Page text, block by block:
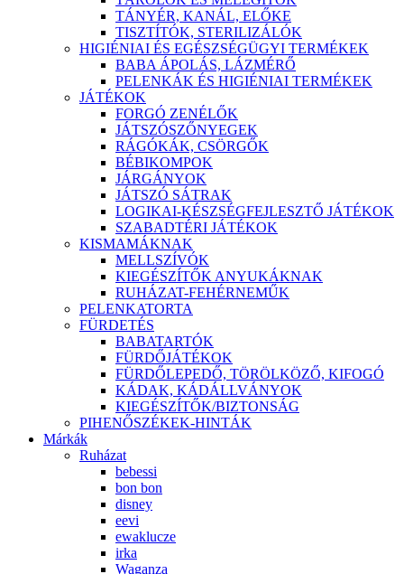
TÁNYÉR, KANÁL, ELŐKE
TISZTÍTÓK, STERILIZÁLÓK
HIGIÉNIAI ÉS EGÉSZSÉGÜGYI TERMÉKEK
BABA ÁPOLÁS, LÁZMÉRŐ
PELENKÁK ÉS HIGIÉNIAI TERMÉKEK
JÁTÉKOK
FORGÓ ZENÉLŐK
JÁTSZÓSZŐNYEGEK
RÁGÓKÁK, CSÖRGŐK
BÉBIKOMPOK
JÁRGÁNYOK
JÁTSZÓ SÁTRAK
LOGIKAI-KÉSZSÉGFEJLESZTŐ JÁTÉKOK
SZABADTÉRI JÁTÉKOK
KISMAMÁKNAK
MELLSZÍVÓK
KIEGÉSZÍTŐK ANYUKÁKNAK
RUHÁZAT-FEHÉRNEMŰK
PELENKATORTA
FÜRDETÉS
BABATARTÓK
FÜRDŐJÁTÉKOK
FÜRDŐLEPEDŐ, TÖRÖLKÖZŐ, KIFOGÓ
KÁDAK, KÁDÁLLVÁNYOK
KIEGÉSZÍTŐK/BIZTONSÁG
PIHENŐSZÉKEK-HINTÁK
Márkák
Ruházat
bebessi
bon bon
disney
eevi
ewaklucze
irka
Waganza